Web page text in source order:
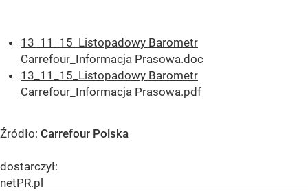
13_11_15_Listopadowy Barometr
Carrefour_Informacja Prasowa.doc
13_11_15_Listopadowy Barometr
Carrefour_Informacja Prasowa.pdf
Źródło: Carrefour Polska
dostarczył:
netPR.pl